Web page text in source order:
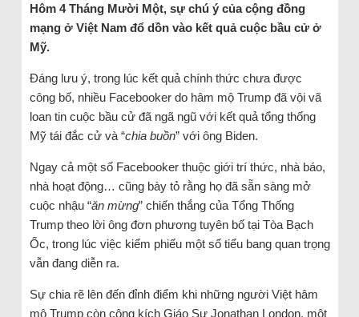
Hôm 4 Tháng Mười Một, sự chú ý của cộng đồng
mạng ở Việt Nam đổ dồn vào kết quả cuộc bầu cử ở
Mỹ.
Đáng lưu ý, trong lúc kết quả chính thức chưa được
công bố, nhiều Facebooker do hâm mộ Trump đã vội vã
loan tin cuộc bầu cử đã ngã ngũ với kết quả tổng thống
Mỹ tái đắc cử và “chia buồn” với ông Biden.
Ngay cả một số Facebooker thuộc giới trí thức, nhà báo,
nhà hoạt động… cũng bày tỏ rằng họ đã sẵn sàng mở
cuộc nhậu “ăn mừng” chiến thắng của Tổng Thống
Trump theo lời ông đơn phương tuyên bố tại Tòa Bạch
Ốc, trong lúc việc kiểm phiếu một số tiểu bang quan trọng
vẫn đang diễn ra.
Sự chia rẽ lên đến đỉnh điểm khi những người Việt hâm
mộ Trump còn công kích Giáo Sư Jonathan London, một